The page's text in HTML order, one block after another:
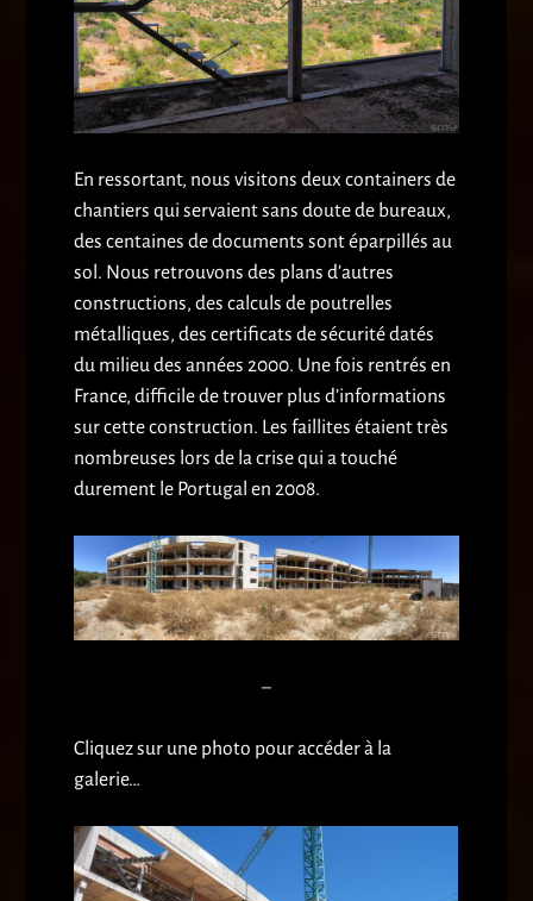
En ressortant, nous visitons deux containers de
chantiers qui servaient sans doute de bureaux,
des centaines de documents sont éparpillés au
sol. Nous retrouvons des plans d’autres
constructions, des calculs de poutrelles
métalliques, des certificats de sécurité datés
du milieu des années 2000. Une fois rentrés en
France, difficile de trouver plus d’informations
sur cette construction. Les faillites étaient très
nombreuses lors de la crise qui a touché
durement le Portugal en 2008.
–
Cliquez sur une photo pour accéder à la
galerie…